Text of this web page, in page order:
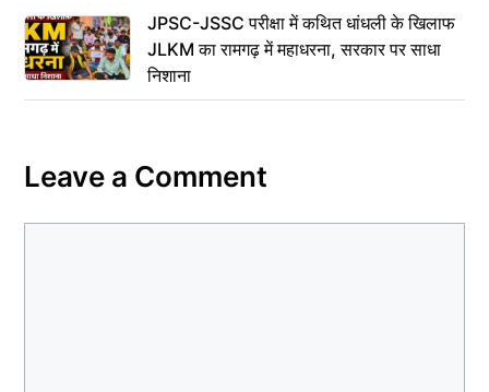
JPSC-JSSC परीक्षा में कथित धांधली के खिलाफ
JLKM का रामगढ़ में महाधरना, सरकार पर साधा
निशाना
Leave a Comment